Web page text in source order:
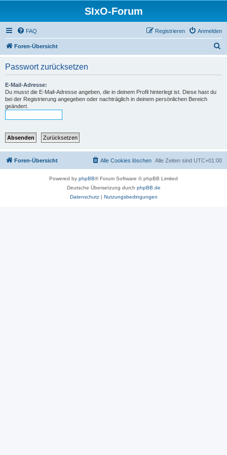
SIxO-Forum
FAQ Anmelden
Registrieren
Foren-Übersicht
Passwort zurücksetzen
E-Mail-Adresse:
Du musst die E-Mail-Adresse angeben, die in deinem Profil hinterlegt ist. Diese hast du
bei der Registrierung angegeben oder nachträglich in deinem persönlichen Bereich
geändert.
Foren-Übersicht Alle Zeiten sind UTC+01:00
Alle Cookies löschen
Powered by phpBB® Forum Software © phpBB Limited
Deutsche Übersetzung durch phpBB.de
Datenschutz| Nutzungsbedingungen